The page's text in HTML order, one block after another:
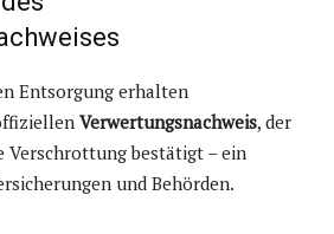
Entsorgung erhalten
Verwertungsnachweis, der
Verschrottung bestätigt – ein
und Behörden.